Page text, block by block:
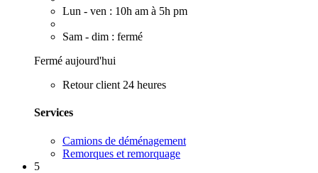
Lun - ven : 10h am à 5h pm
Sam - dim : fermé
Fermé aujourd'hui
Retour client 24 heures
Services
Camions de déménagement
Remorques et remorquage
5